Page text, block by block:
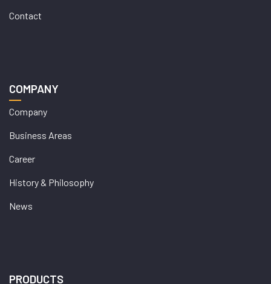
Contact
COMPANY
Company
Business Areas
Career
History & Philosophy
News
PRODUCTS